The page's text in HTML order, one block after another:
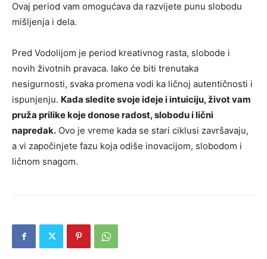
Ovaj period vam omogućava da razvijete punu slobodu
mišljenja i dela.
Pred Vodolijom je period kreativnog rasta, slobode i
novih životnih pravaca. Iako će biti trenutaka
nesigurnosti, svaka promena vodi ka ličnoj autentičnosti i
ispunjenju. Kada sledite svoje ideje i intuiciju, život vam
pruža prilike koje donose radost, slobodu i lični
napredak. Ovo je vreme kada se stari ciklusi završavaju,
a vi započinjete fazu koja odiše inovacijom, slobodom i
ličnom snagom.